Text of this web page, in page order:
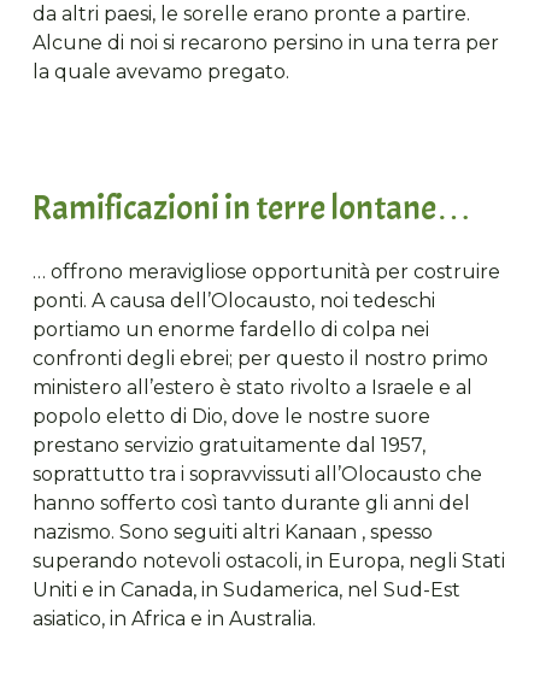
da altri paesi, le sorelle erano pronte a partire.
Alcune di noi si recarono persino in una terra per
la quale avevamo pregato.
Ramificazioni in terre lontane…
… offrono meravigliose opportunità per costruire
ponti. A causa dell’Olocausto, noi tedeschi
portiamo un enorme fardello di colpa nei
confronti degli ebrei; per questo il nostro primo
ministero all’estero è stato rivolto a Israele e al
popolo eletto di Dio, dove le nostre suore
prestano servizio gratuitamente dal 1957,
soprattutto tra i sopravvissuti all’Olocausto che
hanno sofferto così tanto durante gli anni del
nazismo. Sono seguiti altri Kanaan , spesso
superando notevoli ostacoli, in Europa, negli Stati
Uniti e in Canada, in Sudamerica, nel Sud-Est
asiatico, in Africa e in Australia.